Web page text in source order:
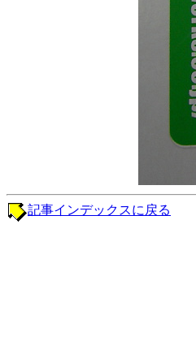
記事インデックスに戻る